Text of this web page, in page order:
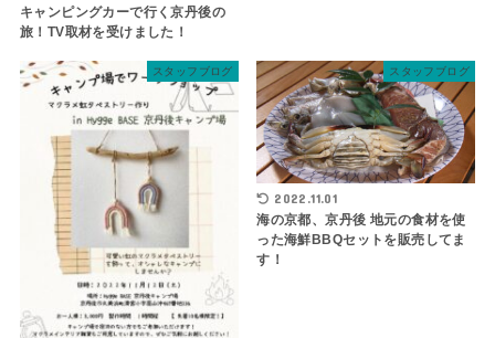
キャンピングカーで行く京丹後の
旅！TV取材を受けました！
スタッフブログ スタッフブログ
2022.11.01
海の京都、京丹後 地元の食材を使
った海鮮BBQセットを販売してま
す！